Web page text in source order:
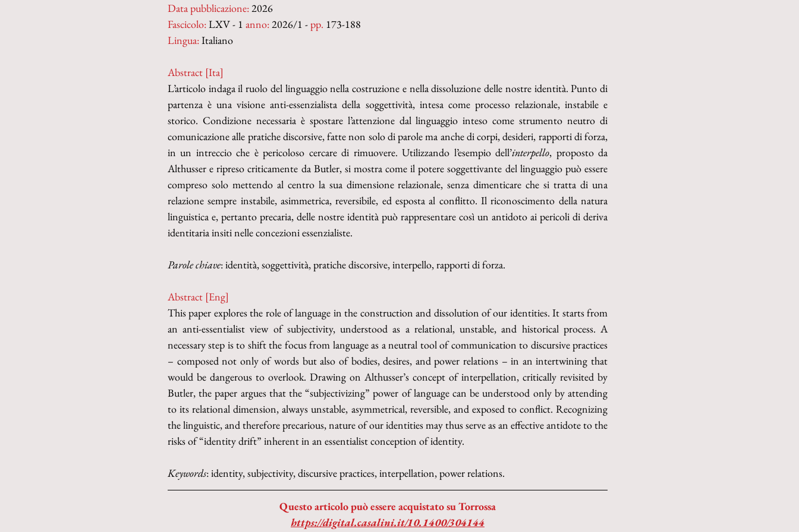
Data pubblicazione: 2026
Fascicolo: LXV - 1 anno: 2026/1 - pp. 173-188
Lingua: Italiano
Abstract [Ita]
L’articolo indaga il ruolo del linguaggio nella costruzione e nella dissoluzione delle nostre identità. Punto di
partenza è una visione anti-essenzialista della soggettività, intesa come processo relazionale, instabile e
storico. Condizione necessaria è spostare l’attenzione dal linguaggio inteso come strumento neutro di
comunicazione alle pratiche discorsive, fatte non solo di parole ma anche di corpi, desideri, rapporti di forza,
in un intreccio che è pericoloso cercare di rimuovere. Utilizzando l’esempio dell’interpello, proposto da
Althusser e ripreso criticamente da Butler, si mostra come il potere soggettivante del linguaggio può essere
compreso solo mettendo al centro la sua dimensione relazionale, senza dimenticare che si tratta di una
relazione sempre instabile, asimmetrica, reversibile, ed esposta al conflitto. Il riconoscimento della natura
linguistica e, pertanto precaria, delle nostre identità può rappresentare così un antidoto ai pericoli di deriva
identitaria insiti nelle concezioni essenzialiste.
Parole chiave: identità, soggettività, pratiche discorsive, interpello, rapporti di forza.
Abstract [Eng]
This paper explores the role of language in the construction and dissolution of our identities. It starts from
an anti-essentialist view of subjectivity, understood as a relational, unstable, and historical process. A
necessary step is to shift the focus from language as a neutral tool of communication to discursive practices
– composed not only of words but also of bodies, desires, and power relations – in an intertwining that
would be dangerous to overlook. Drawing on Althusser’s concept of interpellation, critically revisited by
Butler, the paper argues that the “subjectivizing” power of language can be understood only by attending
to its relational dimension, always unstable, asymmetrical, reversible, and exposed to conflict. Recognizing
the linguistic, and therefore precarious, nature of our identities may thus serve as an effective antidote to the
risks of “identity drift” inherent in an essentialist conception of identity.
Keywords: identity, subjectivity, discursive practices, interpellation, power relations.
Questo articolo può essere acquistato su Torrossa
https://digital.casalini.it/10.1400/304144